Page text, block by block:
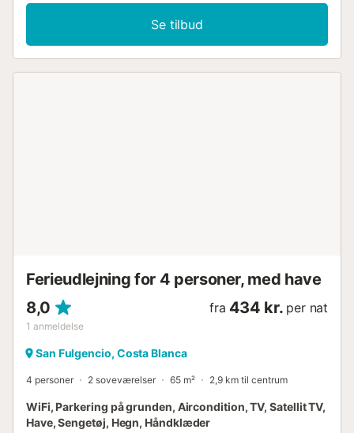
Se tilbud
Ferieudlejning for 4 personer, med have
8,0
1 anmeldelse
fra 434 kr. per nat
San Fulgencio, Costa Blanca
4 personer 2 soveværelser 65 m² 2,9 km til centrum
WiFi, Parkering på grunden, Aircondition, TV, Satellit TV,
Have, Sengetøj, Hegn, Håndklæder